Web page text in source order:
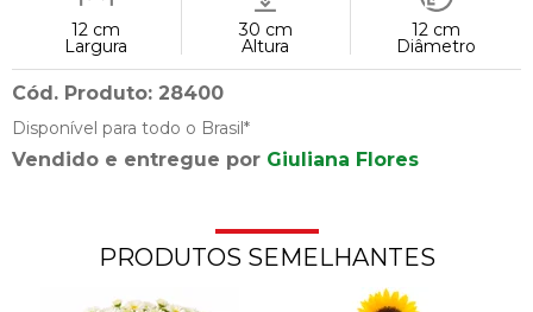
12 cm
Largura
30 cm
Altura
12 cm
Diâmetro
Cód. Produto: 28400
Disponível para todo o Brasil*
Vendido e entregue por Giuliana Flores
PRODUTOS SEMELHANTES